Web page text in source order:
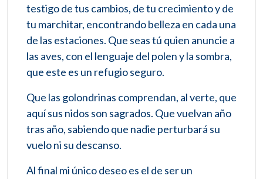
testigo de tus cambios, de tu crecimiento y de
tu marchitar, encontrando belleza en cada una
de las estaciones. Que seas tú quien anuncie a
las aves, con el lenguaje del polen y la sombra,
que este es un refugio seguro.
Que las golondrinas comprendan, al verte, que
aquí sus nidos son sagrados. Que vuelvan año
tras año, sabiendo que nadie perturbará su
vuelo ni su descanso.
Al final mi único deseo es el de ser un